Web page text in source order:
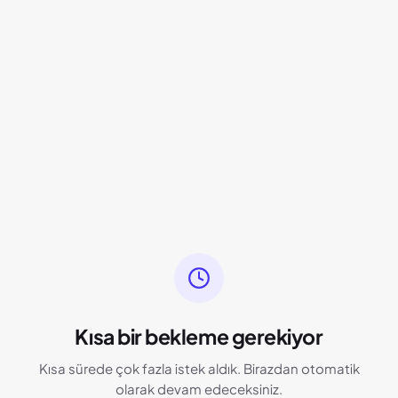
Kısa bir bekleme gerekiyor
Kısa sürede çok fazla istek aldık. Birazdan otomatik
olarak devam edeceksiniz.